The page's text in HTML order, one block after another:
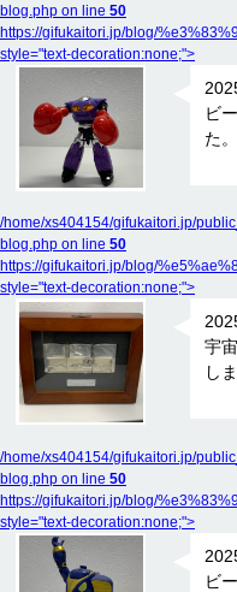
blog.php on line 50
https://gifukaitori.jp/blog/
style="text-decoration:none;">
ビ
た。
/home/xs404154/gifukaitori.jp/
blog.php on line 50
https://gifukaitori.jp/blog/
style="text-decoration:none;">
宇
し
/home/xs404154/gifukaitori.jp/
blog.php on line 50
https://gifukaitori.jp/blog/
style="text-decoration:none;">
ビ